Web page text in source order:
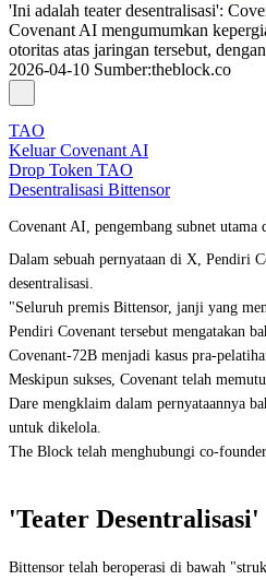
'Ini adalah teater desentralisasi':
Covenant AI mengumumkan
otoritas atas jaringan tersebut,
2026-04-10 Sumber:theblock.co
TAO
Keluar Covenant AI
Drop Token TAO
Desentralisasi Bittensor
Covenant AI, pengembang subnet
Dalam sebuah pernyataan di X, Pendiri
desentralisasi.
"Seluruh premis Bittensor, janji yang
Pendiri Covenant tersebut mengatakan
Covenant-72B menjadi kasus pra-
Meskipun sukses, Covenant telah
Dare mengklaim dalam pernyataannya
untuk dikelola.
The Block telah menghubungi co-
'Teater Desentralisasi'
Bittensor telah beroperasi di bawah